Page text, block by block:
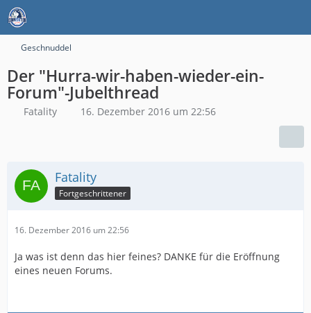
Geschnuddel
Der "Hurra-wir-haben-wieder-ein-
Forum"-Jubelthread
Fatality 16. Dezember 2016 um 22:56
Fatality
Fortgeschrittener
16. Dezember 2016 um 22:56
Ja was ist denn das hier feines? DANKE für die Eröffnung
eines neuen Forums.